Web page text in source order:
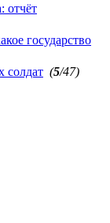
отчёт
государство
солдат (5/47)